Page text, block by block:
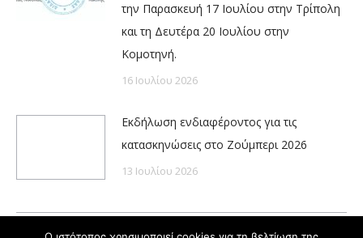
την Παρασκευή 17 Ιουλίου στην Τρίπολη
και τη Δευτέρα 20 Ιουλίου στην
Κομοτηνή.
16 Ιουλίου 2026
Εκδήλωση ενδιαφέροντος για τις
κατασκηνώσεις στο Ζούμπερι 2026
13 Ιουλίου 2026